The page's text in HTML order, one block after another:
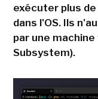
exécuter plus
dans l'OS. Ils
par une
Subsystem).